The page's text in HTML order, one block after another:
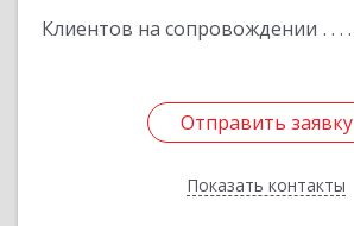
Клиентов на сопровождении
Отправить заявку
Показать контакты
Отправить заявку
Назад